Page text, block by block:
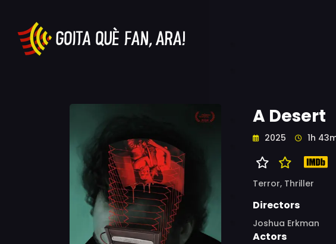
A Desert
2025 1h
Terror, Thriller
Directors
Joshua Erkman
Actors